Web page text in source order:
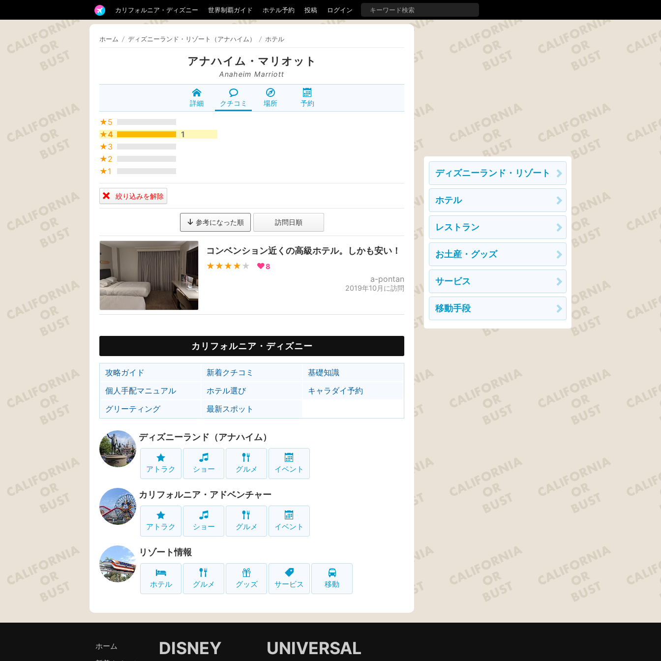
カリフォルニア・ディズニー 世界制覇ガイド ホテル予約 投稿 ログイン
ホーム / ディズニーランド・リゾート（アナハイム） / ホテル
アナハイム・マリオット
Anaheim Marriott
詳細 クチコミ 場所 予約
★5
★4
1
★3
★2
★1
絞り込みを解除
参考になった順 訪問日順
コンベンション近くの高級ホテル。しかも安い！
★★★★ ★ 8
a-pontan
2019年10月に訪問
カリフォルニア・ディズニー
攻略ガイド 新着クチコミ
基礎知識
個人手配マニュアル
ホテル選び
キャラダイ予約
グリーティング
最新スポット
ディズニーランド（アナハイム）
アトラク ショー グルメ イベント
カリフォルニア・アドベンチャー
アトラク ショー グルメ イベント
リゾート情報
ホテル グルメ グッズ サービス 移動
ディズニーランド・リゾート
ホテル
レストラン
お土産・グッズ
サービス
移動手段
ホーム
DISNEY UNIVERSAL